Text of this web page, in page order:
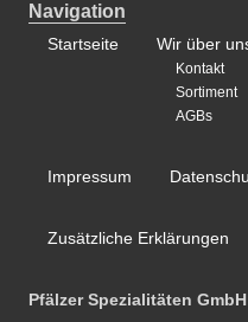
Navigation
Startseite Wir über
Kontakt
Sortiment
AGBs
Impressum
Zusätzliche Erklärungen
Pfälzer Spezialitäten